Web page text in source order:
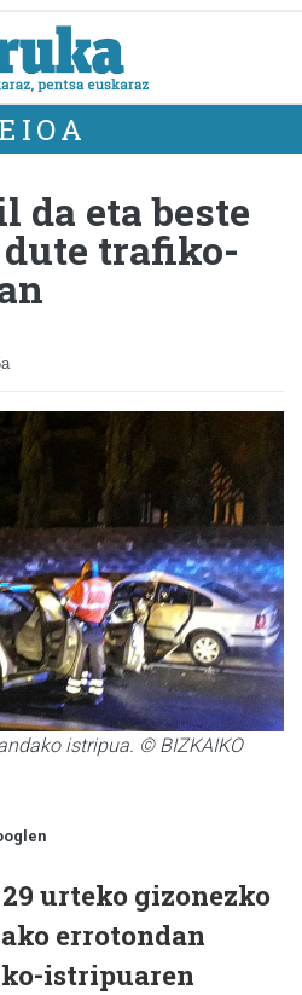
da eta beste
trafiko-
istripua. © BIZKAIKO
urteko gizonezko
errotondan
istripuaren